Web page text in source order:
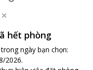
hết phòng
ngày bạn chọn:
2026.